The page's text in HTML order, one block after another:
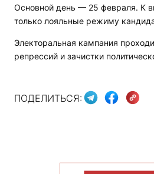
Основной день — 25 февраля. К
только лояльные режиму
Электоральная кампания
репрессий и зачистки
ПОДЕЛИТЬСЯ: